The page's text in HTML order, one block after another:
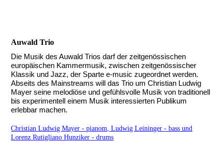
Auwald Trio
Die Musik des Auwald Trios darf der zeitgenössischen
europäischen Kammermusik, zwischen zeitgenössischer
Klassik und Jazz, der Sparte e-music zugeordnet werden.
Abseits des Mainstreams will das Trio um Christian Ludwig
Mayer seine melodiöse und gefühlsvolle Musik von traditionell
bis experimentell einem Musik interessierten Publikum
erlebbar machen.
Christian Ludwig Mayer - pianom, Ludwig Leininger - bass und
Lorenz Rutigliano Hunziker - drums